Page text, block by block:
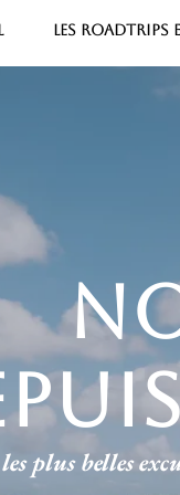
LES ROADTRIPS
plus belles